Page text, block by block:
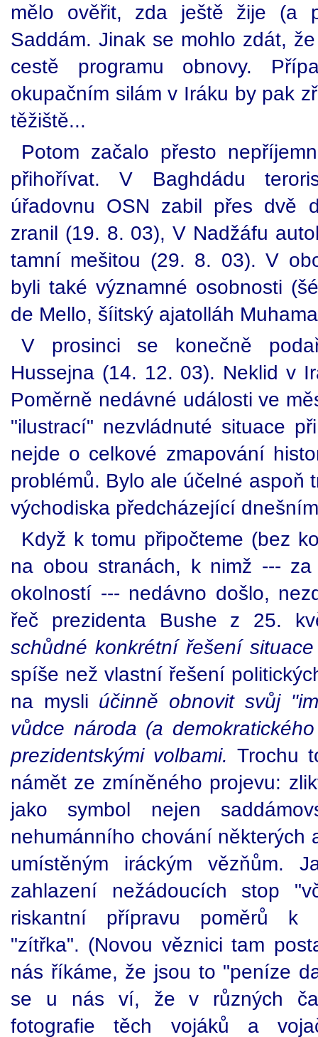
mělo ověřit, zda ještě žije (a
Saddám. Jinak se mohlo zdát,
cestě programu obnovy.
okupačním silám v Iráku by pak
těžiště...
Potom začalo přesto
přihořívat. V Baghdádu
úřadovnu OSN zabil přes dvě
zranil (19. 8. 03), V Nadžáfu
tamní mešitou (29. 8. 03). V
byli také významné osobnosti
de Mello, šíitský ajatolláh
V prosinci se konečně
Hussejna (14. 12. 03). Neklid v
Poměrně nedávné události ve
"ilustrací" nezvládnuté situace
nejde o celkové zmapování
problémů. Bylo ale účelné aspoň
východiska předcházející
Když k tomu připočteme (bez
na obou stranách, k nimž ---
okolností --- nedávno došlo,
řeč prezidenta Bushe z 25.
schůdné konkrétní řešení
spíše než vlastní řešení
na mysli účinně obnovit svůj
vůdce národa (a
prezidentskými volbami. Trochu
námět ze zmíněného projevu:
jako symbol nejen
nehumánního chování některých
umístěným iráckým vězňům.
zahlazení nežádoucích stop
riskantní přípravu poměrů k
"zítřka". (Novou věznici tam
nás říkáme, že jsou to "peníze
se u nás ví, že v různých
fotografie těch vojáků a